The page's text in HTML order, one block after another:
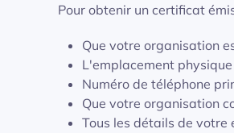
Pour obtenir un certificat
Que votre organisation
L'emplacement
Numéro de téléphone
Que votre organisation
Tous les détails de